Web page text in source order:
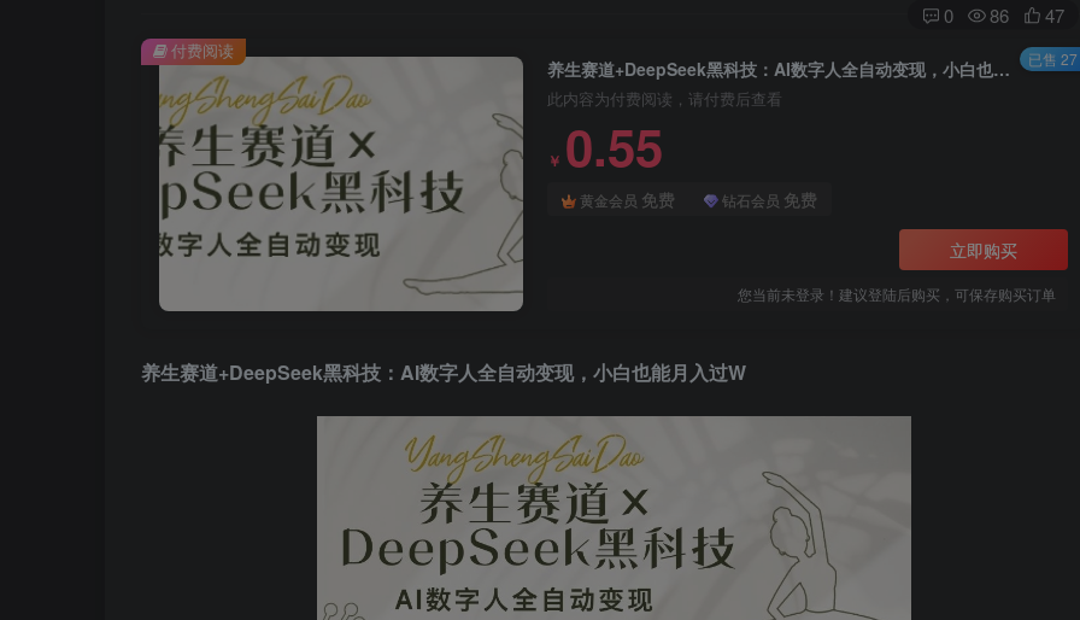
0 86 47
养生赛道+DeepSeek黑科技：AI数字人全自动变现，小白也能月入过W
此内容为付费阅读，请付费后查看
￥ 0.55
黄金会员 免费 钻石会员 免费
立即购买
您当前未登录！建议登陆后购买，可保存购买订单
付费阅读 已售 27
养生赛道+DeepSeek黑科技：AI数字人全自动变现，小白也能月入过W